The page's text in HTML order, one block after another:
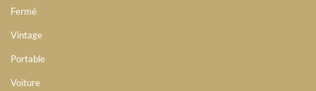
Fermé
Vintage
Portable
Voiture